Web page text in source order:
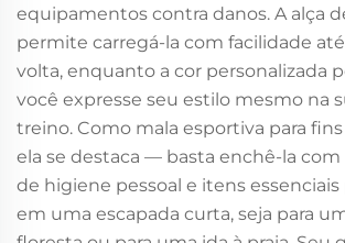
equipamentos contra danos. A alça
permite carregá-la com facilidade
volta, enquanto a cor personalizada
você expresse seu estilo mesmo na
treino. Como mala esportiva para
ela se destaca — basta enchê-la com
de higiene pessoal e itens essenciais
em uma escapada curta, seja para